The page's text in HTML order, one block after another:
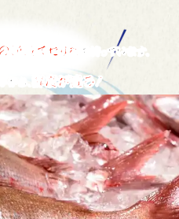
漁港でセリ権 を持っています。
ら、 鮮度が違う！
ら、価格が違う！